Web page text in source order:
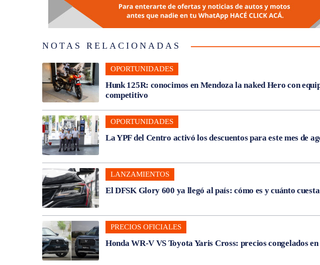
NOTAS RELACIONADAS
OPORTUNIDADES
Hunk 125R: conocimos en Mendoza la naked Hero con
competitivo
OPORTUNIDADES
La YPF del Centro activó los descuentos para este mes de
LANZAMIENTOS
El DFSK Glory 600 ya llegó al país: cómo es y cuánto cuesta
PRECIOS OFICIALES
Honda WR-V VS Toyota Yaris Cross: precios congelados en